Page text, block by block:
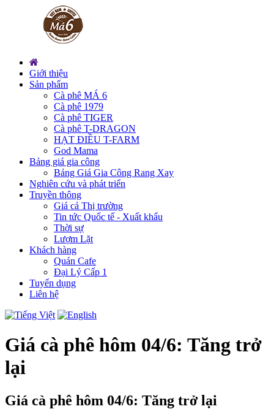
Giới thiệu
Sản phẩm
Cà phê MÁ 6
Cà phê 1979
Cà phê TIGER
Cà phê T-DRAGON
HẠT ĐIỀU T-FARM
God Mama
Bảng giá gia công
Bảng Giá Gia Công Rang Xay
Nghiên cứu và phát triển
Truyền thông
Giá cả Thị trường
Tin tức Quốc tế - Xuất khẩu
Thời sự
Lượm Lặt
Khách hàng
Quán Cafe
Đại Lý Cấp 1
Tuyển dụng
Liên hệ
Giá cà phê hôm 04/6: Tăng trở
lại
Giá cà phê hôm 04/6: Tăng trở lại